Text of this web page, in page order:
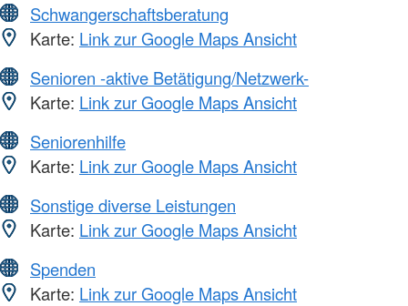
Schwangerschaftsberatung
Karte: Link zur Google Maps Ansicht
Senioren -aktive Betätigung/Netzwerk-
Karte: Link zur Google Maps Ansicht
Seniorenhilfe
Karte: Link zur Google Maps Ansicht
Sonstige diverse Leistungen
Karte: Link zur Google Maps Ansicht
Spenden
Karte: Link zur Google Maps Ansicht